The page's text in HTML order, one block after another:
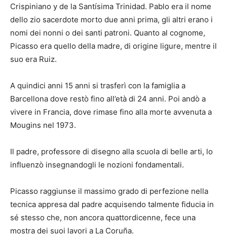
Crispiniano y de la Santísima Trinidad. Pablo era il nome
dello zio sacerdote morto due anni prima, gli altri erano i
nomi dei nonni o dei santi patroni. Quanto al cognome,
Picasso era quello della madre, di origine ligure, mentre il
suo era Ruiz.
A quindici anni 15 anni si trasferì con la famiglia a
Barcellona dove restò fino all’età di 24 anni. Poi andò a
vivere in Francia, dove rimase fino alla morte avvenuta a
Mougins nel 1973.
Il padre, professore di disegno alla scuola di belle arti, lo
influenzò insegnandogli le nozioni fondamentali.
Picasso raggiunse il massimo grado di perfezione nella
tecnica appresa dal padre acquisendo talmente fiducia in
sé stesso che, non ancora quattordicenne, fece una
mostra dei suoi lavori a La Coruña.